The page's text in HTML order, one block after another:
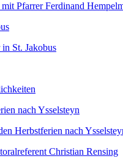
Pfarrer Ferdinand
St. Jakobus
Herbstferien nach